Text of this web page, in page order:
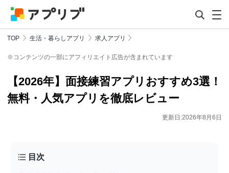
TOP 生活・暮らしアプリ 求人アプリ
※コンテンツの一部にアフィリエイト広告が含まれています
【2026年】面接練習アプリおすすめ3選！
無料・人気アプリを徹底レビュー
更新日:2026年8月6日
目次